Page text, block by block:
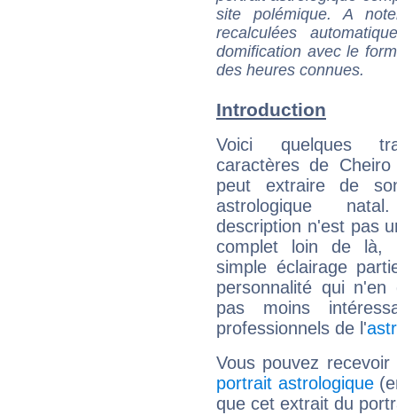
site polémique. A
recalculées
domification avec le
des heures connues.
Introduction
Voici quelques
caractères de
peut extraire de
astrologique
description n'est pas
complet loin de là,
simple éclairage
personnalité qui n'en
pas moins
professionnels de l'
Vous pouvez
portrait astrologique
que cet extrait du